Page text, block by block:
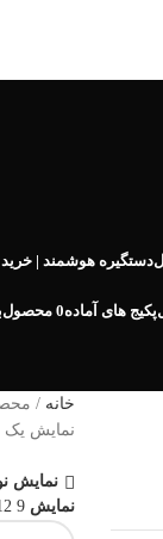
دستگیره هوشمند | خرید
پکیج های آماده0 محصول
خانه
نمایش یک
نمایش
نمایش 9